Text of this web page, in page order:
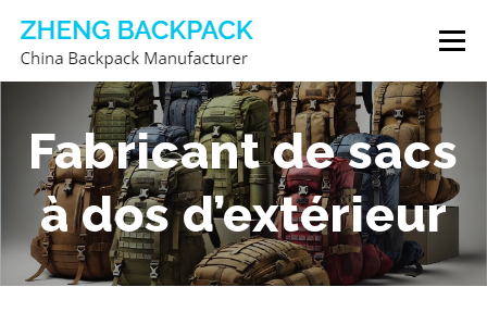
contenu
Menu
FABRICANT DE SACS À DOS À PROPOS DE NOUS
CONTACTEZ-NOUS
Fabricant de sacs
à dos d’extérieur